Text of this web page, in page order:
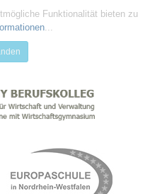
Funktionalität bieten zu
...